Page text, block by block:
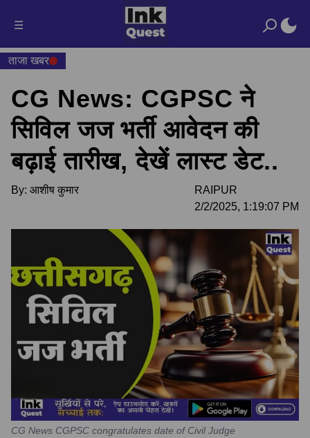
☰
ताजा खबर
CG News: CGPSC ने
सिविल जज भर्ती आवेदन की
बढ़ाई तारीख, देखें लास्ट डेट..
By: आशीष कुमार
RAIPUR
2/2/2025, 1:19:07 PM
CG News CGPSC congratulates date of Civil Judge